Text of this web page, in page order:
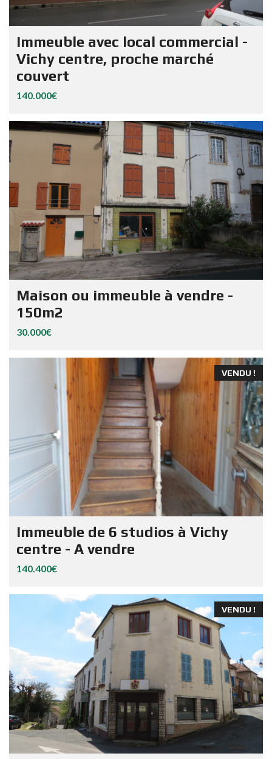
Immeuble avec local commercial -
Vichy centre, proche marché
couvert
140.000€
Maison ou immeuble à vendre -
150m2
30.000€
VENDU !
Immeuble de 6 studios à Vichy
centre - A vendre
140.400€
VENDU !